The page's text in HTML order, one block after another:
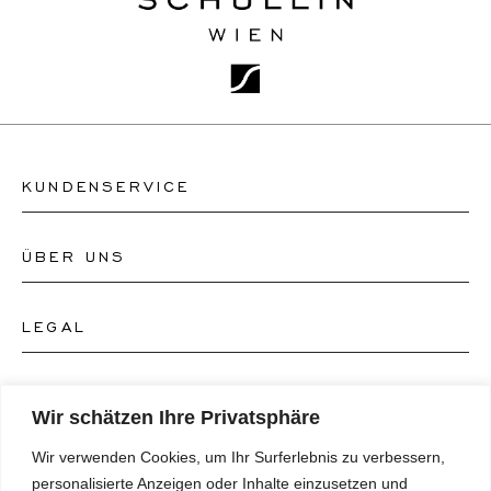
Wir schätzen Ihre Privatsphäre
Wir verwenden Cookies, um Ihr Surferlebnis zu verbessern,
personalisierte Anzeigen oder Inhalte einzusetzen und
KUNDENSERVICE
Kontakt Uhrengeschäft
ÜBER UNS
Über uns
LEGAL
Datenschutzrichtlinie
Instagram
SPRACHE